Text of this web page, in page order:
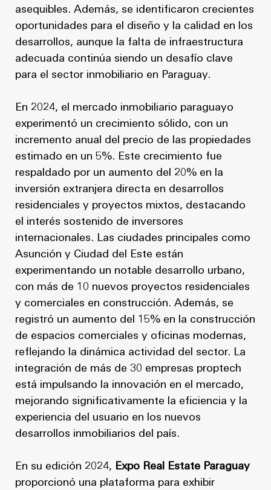
asequibles. Además, se identificaron crecientes
oportunidades para el diseño y la calidad en los
desarrollos, aunque la falta de infraestructura
adecuada continúa siendo un desafío clave
para el sector inmobiliario en Paraguay.
En 2024, el mercado inmobiliario paraguayo
experimentó un crecimiento sólido, con un
incremento anual del precio de las propiedades
estimado en un 5%. Este crecimiento fue
respaldado por un aumento del 20% en la
inversión extranjera directa en desarrollos
residenciales y proyectos mixtos, destacando
el interés sostenido de inversores
internacionales. Las ciudades principales como
Asunción y Ciudad del Este están
experimentando un notable desarrollo urbano,
con más de 10 nuevos proyectos residenciales
y comerciales en construcción. Además, se
registró un aumento del 15% en la construcción
de espacios comerciales y oficinas modernas,
reflejando la dinámica actividad del sector. La
integración de más de 30 empresas proptech
está impulsando la innovación en el mercado,
mejorando significativamente la eficiencia y la
experiencia del usuario en los nuevos
desarrollos inmobiliarios del país.
En su edición 2024, Expo Real Estate Paraguay
proporcionó una plataforma para exhibir